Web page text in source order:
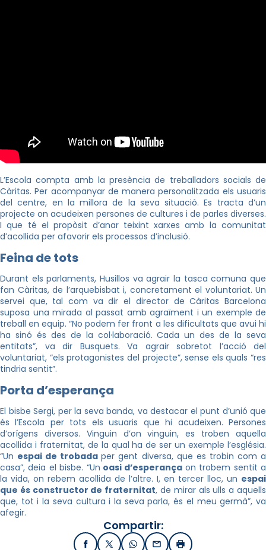
L’Escola compta amb la presència de treballadors socials de
Càritas. Per acompanyar de manera personalitzada els usuaris
del centre, en la millora de la seva situació. Es tracta d’un
projecte on acudeixen persones de cultures i de parles diverses.
I que té el propòsit d’anar teixint xarxes amb la comunitat
d’acollida per afavorir els processos d’inclusió.
Feina de tots
Durant els parlaments, Husillos va agrair la tasca comuna que
fan Càritas, de l’arquebisbat i, concretament el voluntariat. Un
servei que, tal com va dir el director de Càritas Barcelona
suposa una mirada al passat amb agraïment i un exemple de
treball en equip. “No podem fer front a les dificultats que avui hi
ha sinó és des de la col·laboració. Cada un des de la seva
entitats”, va dir Busquets. Va agrair sobretot l’acció del
voluntariat, “els protagonistes del projecte”, sense els quals “res
tindria sentit”.
Porta d’esperança
El bisbe Sergi, per la seva banda, va destacar el punt d’unió que
és l’Escola per tots els usuaris que hi acudeixen. Persones
d’orígens diversos. Vinguin d’on vinguin, es troben aquella
acollida i fraternitat, de la qual ha de ser un exemple l’església.
“Un espai de trobadaper gent diversa, que es trobin com a
casa”, deia el bisbe. “Un oasi d’esperança on trobem sentit a
la vida, on rebem acollida de l’altre. I, en tercer lloc, un espai
que és constructor de fraternitat, de mirar als ulls a aquells
que, tot i la seva cultura i la seva parla, és el meu germà”, va
afegir.
Compartir:
FacebookX / TwitterWhatsApp
EmailImprimir